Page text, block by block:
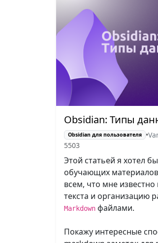
Obsidian: Типы
Obsidian для пользователя •
5503
Этой статьей я хотел
обучающих
всем, что мне
текста и организацию
Markdown файлами.
Покажу интересные